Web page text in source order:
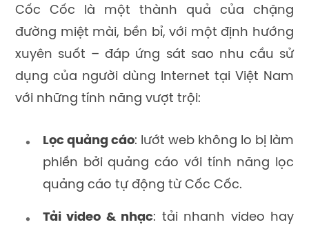
Cốc Cốc là một thành quả của chặng
đường miệt mài, bền bỉ, với một định hướng
xuyên suốt – đáp ứng sát sao nhu cầu sử
dụng của người dùng Internet tại Việt Nam
với những tính năng vượt trội:
Lọc quảng cáo: lướt web không lo bị làm
phiền bởi quảng cáo với tính năng lọc
quảng cáo tự động từ Cốc Cốc.
Tải video & nhạc: tải nhanh video hay